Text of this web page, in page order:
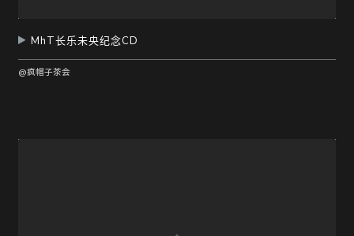
MhT长乐未央纪念CD
@疯帽子茶会